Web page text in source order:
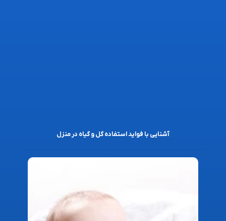
آشنایی با فواید استفاده گل و گیاه در منزل